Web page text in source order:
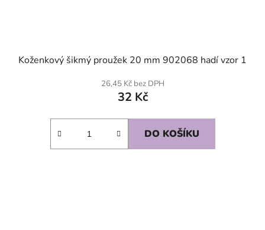
Koženkový šikmý proužek 20 mm 902068 hadí vzor 1
26,45 Kč bez DPH
32 Kč
DO KOŠÍKU